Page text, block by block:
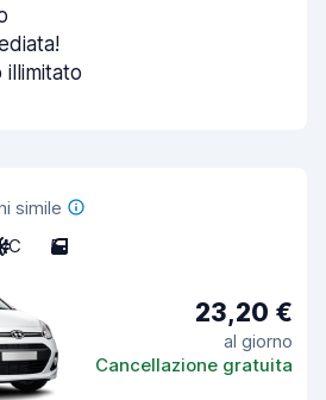
illimitato
simile
C 5
23,20 €
al giorno
Cancellazione gratuita